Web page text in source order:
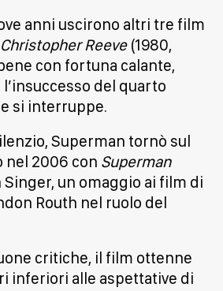
anni uscirono altri tre film
Christopher Reeve (1980,
con fortuna calante,
del quarto
si interruppe.
Superman tornò sul
nel 2006 con Superman
un omaggio ai film di
Routh nel ruolo del
critiche, il film ottenne
inferiori alle aspettative di